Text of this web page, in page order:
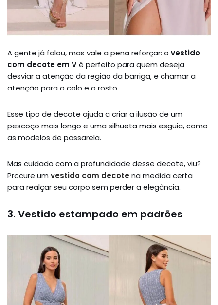
A gente já falou, mas vale a pena reforçar: o vestido
com decote em Vé perfeito para quem deseja
desviar a atenção da região da barriga, e chamar a
atenção para o colo e o rosto.
Esse tipo de decote ajuda a criar a ilusão de um
pescoço mais longo e uma silhueta mais esguia, como
as modelos de passarela.
Mas cuidado com a profundidade desse decote, viu?
Procure um vestido com decotena medida certa
para realçar seu corpo sem perder a elegância.
3. Vestido estampado em padrões